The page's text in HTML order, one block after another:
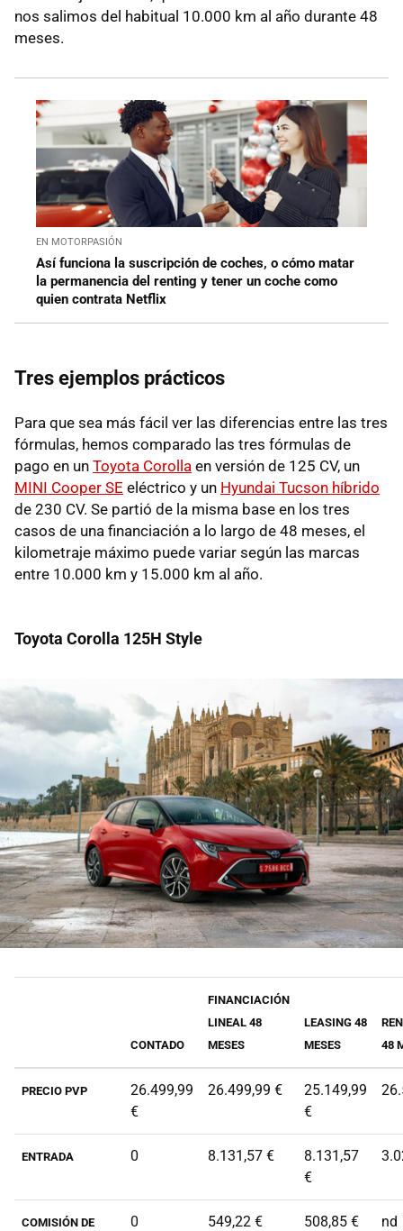
nos salimos del habitual 10.000 km al año durante 48
meses.
EN MOTORPASIÓN
Así funciona la suscripción de coches, o cómo matar
la permanencia del renting y tener un coche como
quien contrata Netflix
Tres ejemplos prácticos
Para que sea más fácil ver las diferencias entre las tres
fórmulas, hemos comparado las tres fórmulas de
pago en un Toyota Corolla en versión de 125 CV, un
MINI Cooper SE eléctrico y un Hyundai Tucson híbrido
de 230 CV. Se partió de la misma base en los tres
casos de una financiación a lo largo de 48 meses, el
kilometraje máximo puede variar según las marcas
entre 10.000 km y 15.000 km al año.
Toyota Corolla 125H Style
CONTADO
FINANCIACIÓN
LINEAL 48
MESES
LEASING 48
MESES
48
PRECIO PVP
26.499,99
€
26.499,99 €
25.149,99
€
ENTRADA 0 8.131,57 €
8.131,57
€
COMISIÓN DE
0 549,22 € 508,85 € nd